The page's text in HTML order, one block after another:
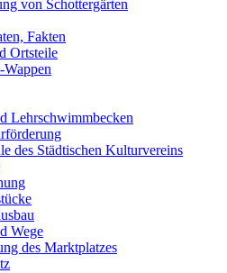
von Schottergärten
Fakten
Ortsteile
Wappen
Lehrschwimmbecken
des Städtischen Kulturvereins
Wege
des Marktplatzes